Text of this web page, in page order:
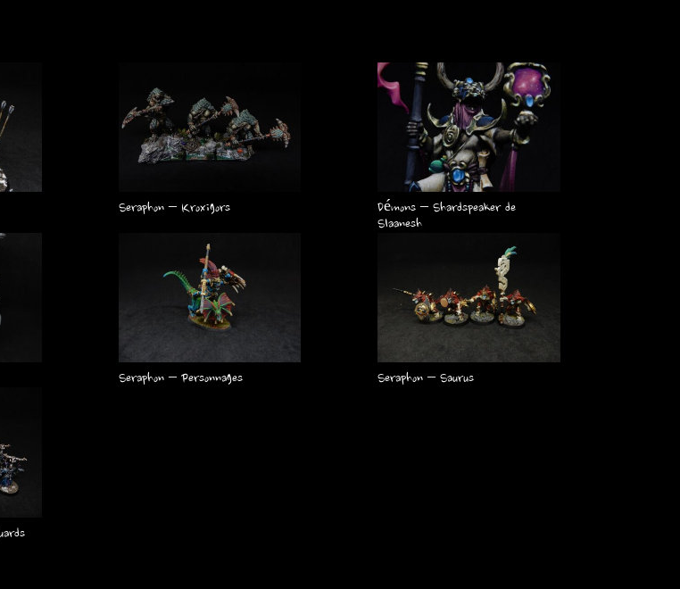
Seraphon – Kroxigors
Démons – Shardspeaker de
Slaanesh
Seraphon – Personnages Seraphon – Saurus